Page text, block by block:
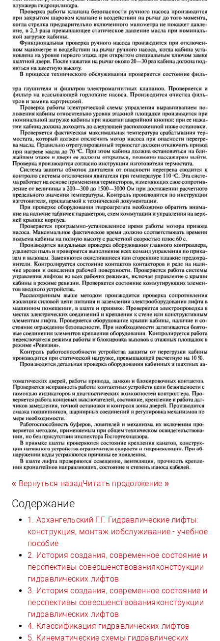
« Вернуться назадЧитать продолжение »
Содержание
1. Архангельский Г.Г. Гидравлические лифты:
конструкция, монтаж иобслуживание - учебное
пособие
2. История создания, современное состояние и
перспективы совершенствованияконструкции
гидравлических лифтов
3. История создания, современное состояние и
перспективы совершенствованияконструкции
гидравлических лифтов
4. Классификация гидравлических лифтов
5. Кинематические схемы гидравлических